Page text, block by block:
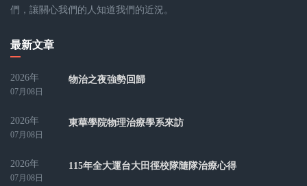
們，讓關心我們的人知道我們的近況。
最新文章
2026年
07月08日
物治之夜強勢回歸
2026年
07月08日
東華學院物理治療學系來訪
2026年
07月08日
115年全大運台大田徑校隊隨隊治療心得